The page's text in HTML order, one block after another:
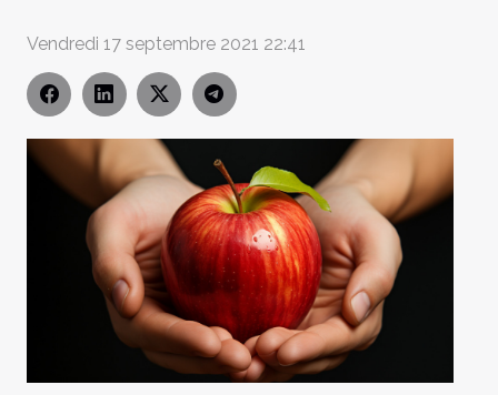
Vendredi 17 septembre 2021 22:41